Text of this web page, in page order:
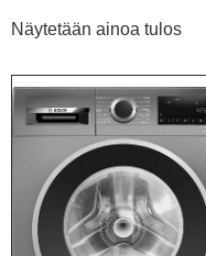
Näytetään ainoa tulos